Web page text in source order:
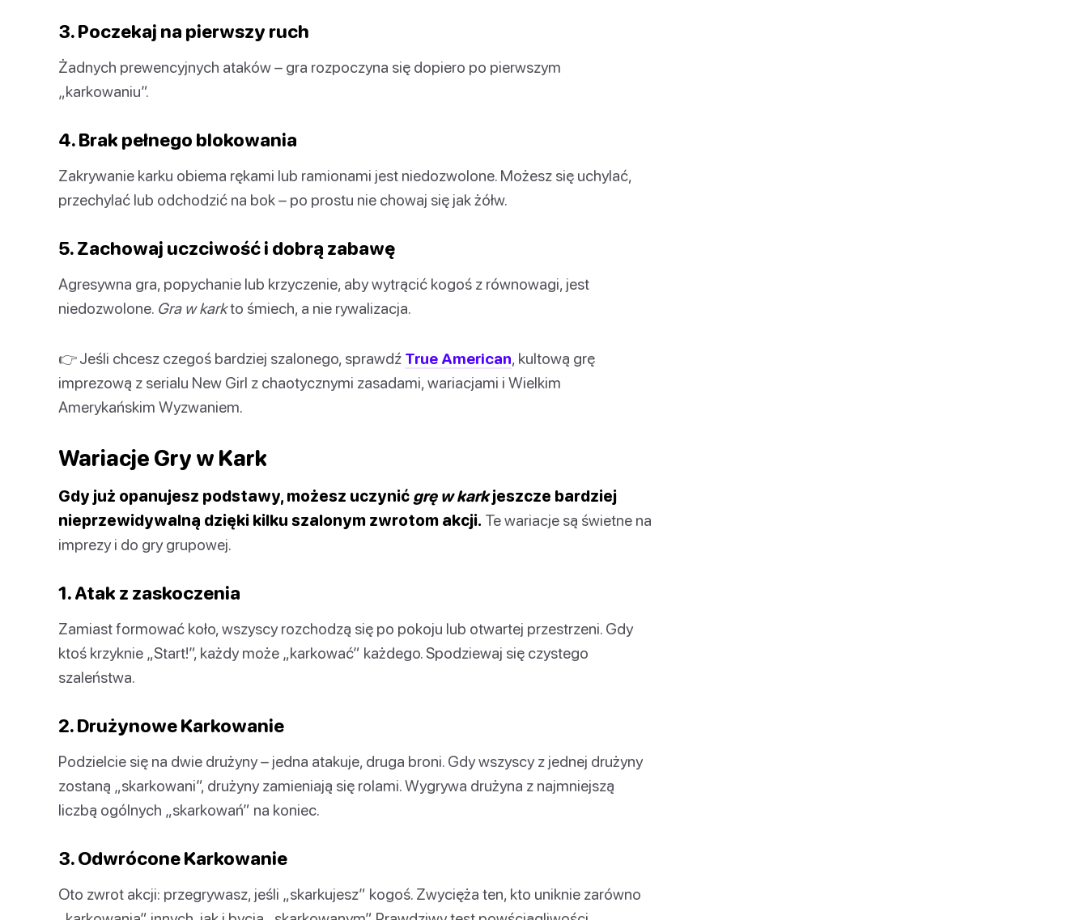
3. Poczekaj na pierwszy ruch
Żadnych prewencyjnych ataków – gra rozpoczyna się dopiero po pierwszym
„karkowaniu”.
4. Brak pełnego blokowania
Zakrywanie karku obiema rękami lub ramionami jest niedozwolone. Możesz się uchylać,
przechylać lub odchodzić na bok – po prostu nie chowaj się jak żółw.
5. Zachowaj uczciwość i dobrą zabawę
Agresywna gra, popychanie lub krzyczenie, aby wytrącić kogoś z równowagi, jest
niedozwolone. Gra w karkto śmiech, a nie rywalizacja.
👉 Jeśli chcesz czegoś bardziej szalonego, sprawdź True American, kultową grę
imprezową z serialu New Girl z chaotycznymi zasadami, wariacjami i Wielkim
Amerykańskim Wyzwaniem.
Wariacje Gry w Kark
Gdy już opanujesz podstawy, możesz uczynić grę w karkjeszcze bardziej
nieprzewidywalną dzięki kilku szalonym zwrotom akcji. Te wariacje są świetne na
imprezy i do gry grupowej.
1. Atak z zaskoczenia
Zamiast formować koło, wszyscy rozchodzą się po pokoju lub otwartej przestrzeni. Gdy
ktoś krzyknie „Start!”, każdy może „karkować” każdego. Spodziewaj się czystego
szaleństwa.
2. Drużynowe Karkowanie
Podzielcie się na dwie drużyny – jedna atakuje, druga broni. Gdy wszyscy z jednej drużyny
zostaną „skarkowani”, drużyny zamieniają się rolami. Wygrywa drużyna z najmniejszą
liczbą ogólnych „skarkowań” na koniec.
3. Odwrócone Karkowanie
Oto zwrot akcji: przegrywasz, jeśli „skarkujesz” kogoś. Zwycięża ten, kto uniknie zarówno